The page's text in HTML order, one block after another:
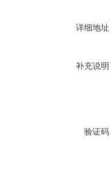
详细地址
补充说明
验证码